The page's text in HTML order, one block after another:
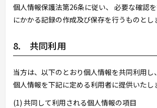
個人情報保護法第26条に従い、 必要な確認
にかかる記録の作成及び保存を行うものとし
8. 共同利用
当方は、以下のとおり個人情報を共同利用し
個人情報を下記に定める利用者に提供いたし
(1) 共同して利用される個人情報の項目